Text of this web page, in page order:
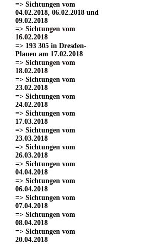
=> Sichtungen vom
04.02.2018, 06.02.2018 und
09.02.2018
=> Sichtungen vom
16.02.2018
=> 193 305 in Dresden-
Plauen am 17.02.2018
=> Sichtungen vom
18.02.2018
=> Sichtungen vom
23.02.2018
=> Sichtungen vom
24.02.2018
=> Sichtungen vom
17.03.2018
=> Sichtungen vom
23.03.2018
=> Sichtungen vom
26.03.2018
=> Sichtungen vom
04.04.2018
=> Sichtungen vom
06.04.2018
=> Sichtungen vom
07.04.2018
=> Sichtungen vom
08.04.2018
=> Sichtungen vom
20.04.2018